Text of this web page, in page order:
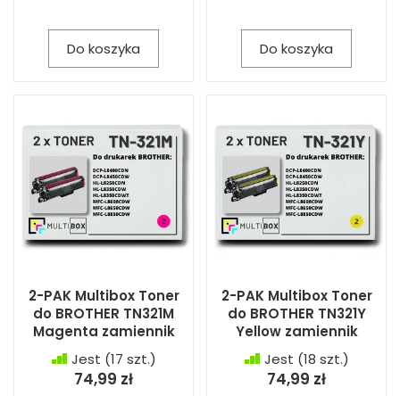
Do koszyka Do koszyka
2-PAK Multibox Toner
do BROTHER TN321M
Magenta zamiennik
Jest (17 szt.)
74,99 zł
2-PAK Multibox Toner
do BROTHER TN321Y
Yellow zamiennik
Jest (18 szt.)
74,99 zł